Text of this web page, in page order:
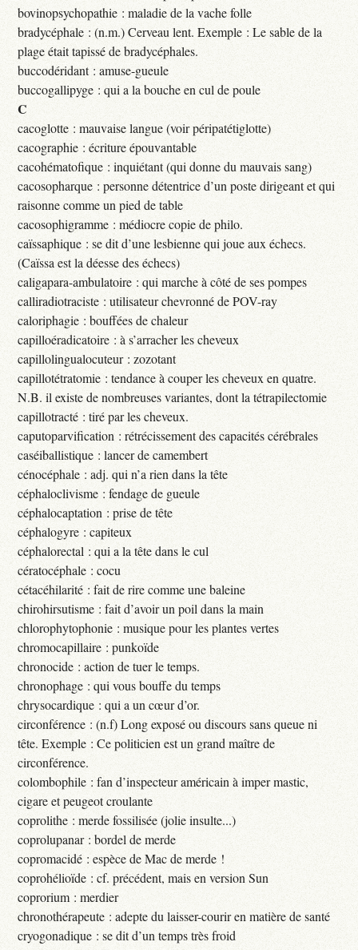
bovinopsychopathie : maladie de la vache folle
bradycéphale : (n.m.) Cerveau lent. Exemple : Le sable de la
plage était tapissé de bradycéphales.
buccodéridant : amuse-gueule
buccogallipyge : qui a la bouche en cul de poule
C
cacoglotte : mauvaise langue (voir péripatétiglotte)
cacographie : écriture épouvantable
cacohématofique : inquiétant (qui donne du mauvais sang)
cacosopharque : personne détentrice d’un poste dirigeant et qui
raisonne comme un pied de table
cacosophigramme : médiocre copie de philo.
caïssaphique : se dit d’une lesbienne qui joue aux échecs.
(Caïssa est la déesse des échecs)
caligapara-ambulatoire : qui marche à côté de ses pompes
calliradiotraciste : utilisateur chevronné de POV-ray
caloriphagie : bouffées de chaleur
capilloéradicatoire : à s’arracher les cheveux
capillolingualocuteur : zozotant
capillotétratomie : tendance à couper les cheveux en quatre.
N.B. il existe de nombreuses variantes, dont la tétrapilectomie
capillotracté : tiré par les cheveux.
caputoparvification : rétrécissement des capacités cérébrales
caséiballistique : lancer de camembert
cénocéphale : adj. qui n’a rien dans la tête
céphaloclivisme : fendage de gueule
céphalocaptation : prise de tête
céphalogyre : capiteux
céphalorectal : qui a la tête dans le cul
cératocéphale : cocu
cétacéhilarité : fait de rire comme une baleine
chirohirsutisme : fait d’avoir un poil dans la main
chlorophytophonie : musique pour les plantes vertes
chromocapillaire : punkoïde
chronocide : action de tuer le temps.
chronophage : qui vous bouffe du temps
chrysocardique : qui a un cœur d’or.
circonférence : (n.f) Long exposé ou discours sans queue ni
tête. Exemple : Ce politicien est un grand maître de
circonférence.
colombophile : fan d’inspecteur américain à imper mastic,
cigare et peugeot croulante
coprolithe : merde fossilisée (jolie insulte...)
coprolupanar : bordel de merde
copromacidé : espèce de Mac de merde !
coprohélioïde : cf. précédent, mais en version Sun
coprorium : merdier
chronothérapeute : adepte du laisser-courir en matière de santé
cryogonadique : se dit d’un temps très froid